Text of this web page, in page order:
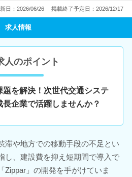
日：2026/06/26 掲載終了予定日：2026/12/17
求人情報
人のポイント
を解決！次世代交通システ
企業で活躍しませんか？
滞や地方での移動手段の不足とい
し、建設費を抑え短期間で導入で
Zippar」の開発を手がけていま